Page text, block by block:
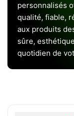
personnalisés
qualité, fiable,
aux produits
sûre,
quotidien de